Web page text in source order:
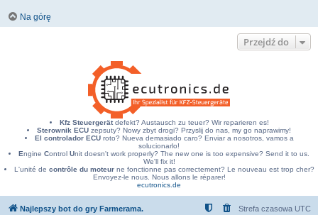
Na górę
Przejdź do
Kfz Steuergerätdefekt? Austausch zu teuer? Wir reparieren es!
Sterownik ECU zepsuty? Nowy zbyt drogi? Przyslij do nas, my go naprawimy!
El controlador ECUroto? Nueva demasiado caro? Enviar a nosotros, vamos a
solucionarlo!
Engine Control Unit doesn't work properly? The new one is too expensive? Send it to us.
We'll fix it!
L'unité de contrôle du moteurne fonctionne pas correctement? Le nouveau est trop cher?
Envoyez-le nous. Nous allons le réparer!
ecutronics.de
Najlepszy bot do gry Farmerama. Strefa czasowa UTC